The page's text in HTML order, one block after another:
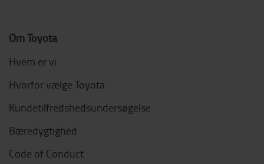
Om Toyota
Hvem er vi
Hvorfor vælge Toyota
Kundetilfredshedsundersøgelse
Bæredygtighed
Code of Conduct